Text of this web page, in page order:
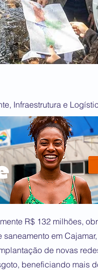
Infraestrutura e
R$ 132 milhões,
em
de novas
beneficiando mais